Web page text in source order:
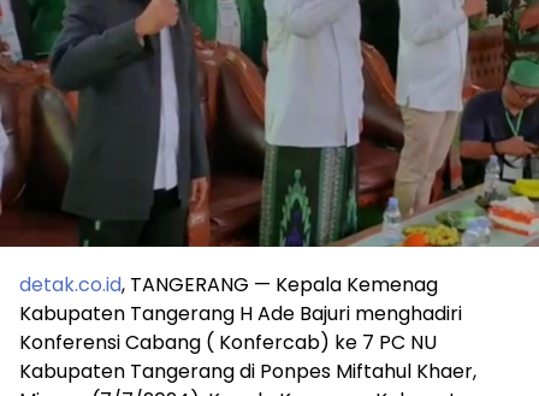
detak.co.id, TANGERANG — Kepala Kemenag
Kabupaten Tangerang H Ade Bajuri menghadiri
Konferensi Cabang ( Konfercab) ke 7 PC NU
Kabupaten Tangerang di Ponpes Miftahul Khaer,